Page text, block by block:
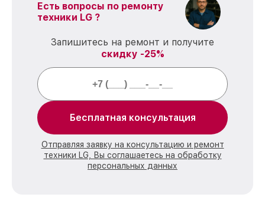
Есть вопросы по ремонту
техники LG ?
Запишитесь на ремонт и получите
скидку -25%
Бесплатная консультация
Отправляя заявку на консультацию и ремонт
техники LG, Вы соглашаетесь на обработку
персональных данных